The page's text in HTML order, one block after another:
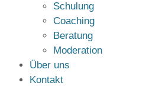
Schulung
Coaching
Beratung
Moderation
Über uns
Kontakt